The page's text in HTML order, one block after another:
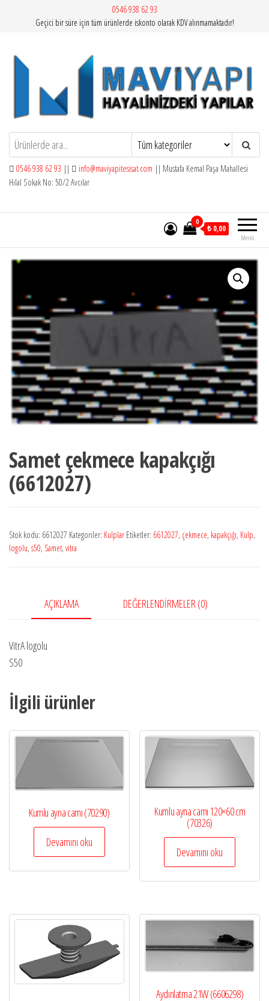
0546 938 62 93
Geçici bir süre için tüm ürünlerde iskonto olarak KDV alınmamaktadır!
Mavi Yapı | Vitra Artema
0546 938 62 93 || info@maviyapitesisat.com || Mustafa Kemal Paşa Mahallesi
Hilal Sokak No: 50/2 Avcılar
Menü
0
₺ 0,00
Samet çekmece kapakçığı
(6612027)
Stok kodu: 6612027 Kategoriler: Kulplar Etiketler: 6612027, çekmece, kapakçığı, Kulp,
logolu, s50, Samet, vitra
AÇIKLAMA DEĞERLENDIRMELER (0)
VitrA logolu
S50
İlgili ürünler
Kumlu ayna camı (70290)
Devamını oku
Kumlu ayna camı 120×60 cm
(70326)
Devamını oku
Aydınlatma 21W (6606298)